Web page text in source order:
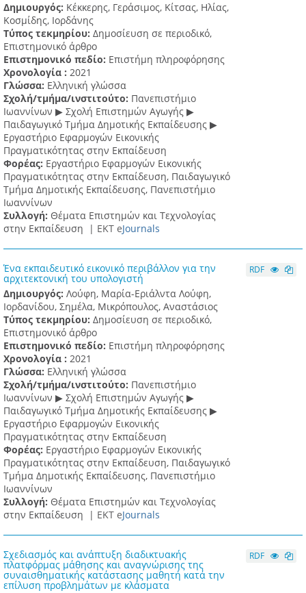
Δημιουργός: Κέκκερης, Γεράσιμος, Κίτσας, Ηλίας,
Κοσμίδης, Ιορδάνης
Τύπος τεκμηρίου: Δημοσίευση σε περιοδικό,
Επιστημονικό άρθρο
Επιστημονικό πεδίο: Επιστήμη πληροφόρησης
Χρονολογία : 2021
Γλώσσα: Ελληνική γλώσσα
Σχολή/τμήμα/ινστιτούτο: Πανεπιστήμιο
Ιωαννίνων ▶ Σχολή Επιστημών Αγωγής ▶
Παιδαγωγικό Τμήμα Δημοτικής Εκπαίδευσης ▶
Eργαστήριο Εφαρμογών Eικονικής
Πραγματικότητας στην Εκπαίδευση
Φορέας: Εργαστήριο Εφαρμογών Εικονικής
Πραγματικότητας στην Εκπαίδευση, Παιδαγωγικό
Τμήμα Δημοτικής Εκπαίδευσης, Πανεπιστήμιο
Ιωαννίνων
Συλλογή: Θέματα Επιστημών και Τεχνολογίας
στην Εκπαίδευση | ΕΚΤ eJournals
Ένα εκπαιδευτικό εικονικό περιβάλλον για την
αρχιτεκτονική του υπολογιστή
Δημιουργός: Λούφη, Μαρία-Εριάλντα Λούφη,
Ιορδανίδου, Σημέλα, Μικρόπουλος, Αναστάσιος
Τύπος τεκμηρίου: Δημοσίευση σε περιοδικό,
Επιστημονικό άρθρο
Επιστημονικό πεδίο: Επιστήμη πληροφόρησης
Χρονολογία : 2021
Γλώσσα: Ελληνική γλώσσα
Σχολή/τμήμα/ινστιτούτο: Πανεπιστήμιο
Ιωαννίνων ▶ Σχολή Επιστημών Αγωγής ▶
Παιδαγωγικό Τμήμα Δημοτικής Εκπαίδευσης ▶
Eργαστήριο Εφαρμογών Eικονικής
Πραγματικότητας στην Εκπαίδευση
Φορέας: Εργαστήριο Εφαρμογών Εικονικής
Πραγματικότητας στην Εκπαίδευση, Παιδαγωγικό
Τμήμα Δημοτικής Εκπαίδευσης, Πανεπιστήμιο
Ιωαννίνων
Συλλογή: Θέματα Επιστημών και Τεχνολογίας
στην Εκπαίδευση | ΕΚΤ eJournals
RDF
Σχεδιασμός και ανάπτυξη διαδικτυακής
πλατφόρμας μάθησης και αναγνώρισης της
συναισθηματικής κατάστασης μαθητή κατά την
επίλυση προβλημάτων με κλάσματα
RDF